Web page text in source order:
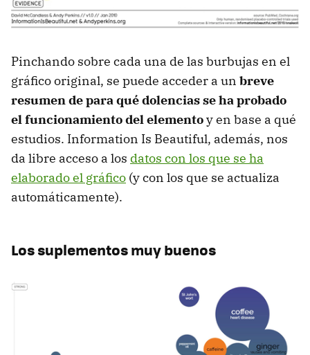
Pinchando sobre cada una de las burbujas en el
gráfico original, se puede acceder a un breve
resumen de para qué dolencias se ha probado
el funcionamiento del elementoy en base a qué
estudios. Information Is Beautiful, además, nos
da libre acceso a los datos con los que se ha
elaborado el gráfico (y con los que se actualiza
automáticamente).
Los suplementos muy buenos